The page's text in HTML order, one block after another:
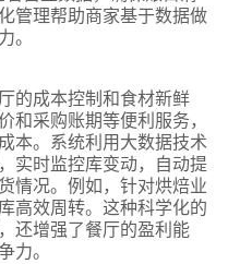
管理帮助商家基于数据做
。
的成本控制和食材新鲜
和采购账期等便利服务，
本。系统利用大数据技术
实时监控库变动，自动提
情况。例如，针对烘焙业
高效周转。这种科学化的
还增强了餐厅的盈利能
力。